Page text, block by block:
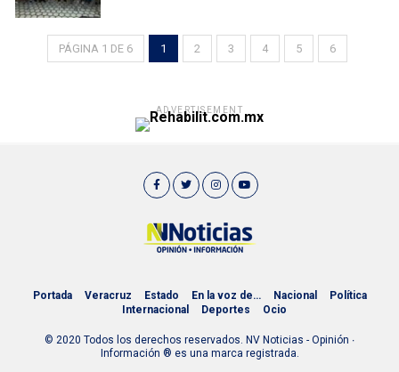
PÁGINA 1 DE 6 1 2 3 4 5 6
ADVERTISEMENT
Portada Veracruz Estado En la voz de… Nacional
Política
Internacional
Deportes Ocio
© 2020 Todos los derechos reservados. NV Noticias - Opinión ∙
Información ® es una marca registrada.